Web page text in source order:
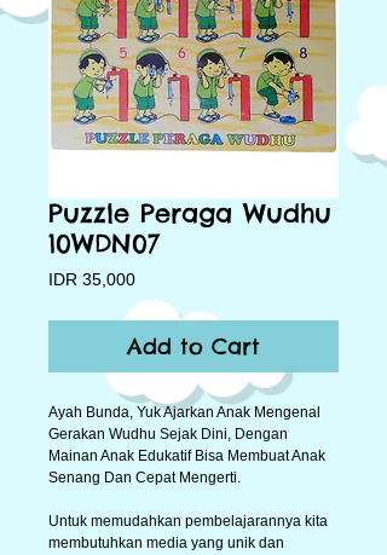
Puzzle Peraga Wudhu
10WDN07
IDR 35,000Price
Add to Cart
Ayah Bunda, Yuk Ajarkan Anak Mengenal
Gerakan Wudhu Sejak Dini, Dengan
Mainan Anak Edukatif Bisa Membuat Anak
Senang Dan Cepat Mengerti.
Untuk memudahkan pembelajarannya kita
membutuhkan media yang unik dan